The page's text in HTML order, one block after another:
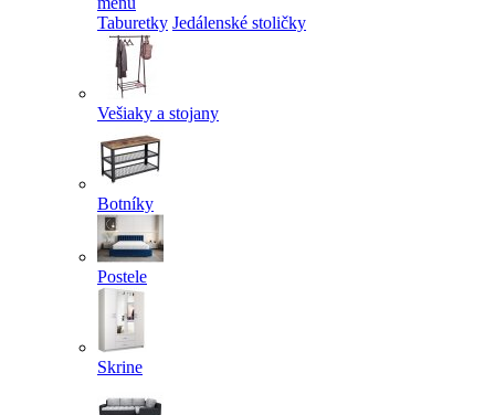
Taburetky Jedálenské stoličky
Vešiaky a stojany
Botníky
Postele
Skrine